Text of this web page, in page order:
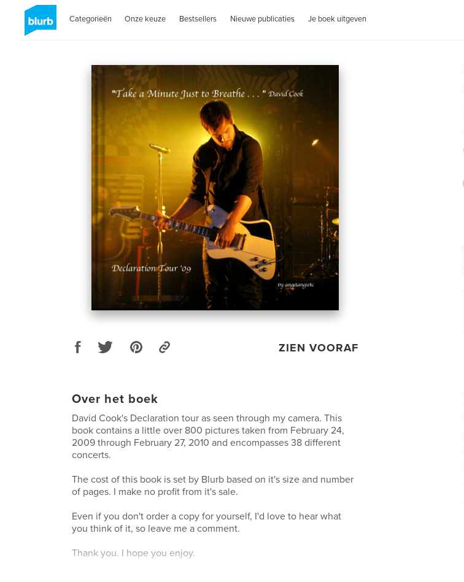
Categorieën Onze keuze Bestsellers Nieuwe publicaties Je boek uitgeven
ZIEN VOORAF
Over het boek
David Cook's Declaration tour as seen through my camera. This
book contains a little over 800 pictures taken from February 24,
2009 through February 27, 2010 and encompasses 38 different
concerts.
The cost of this book is set by Blurb based on it's size and number
of pages. I make no profit from it's sale.
Even if you don't order a copy for yourself, I'd love to hear what
you think of it, so leave me a comment.
Thank you. I hope you enjoy.